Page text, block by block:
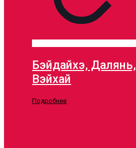
Бэйдайхэ, Далянь,
Вэйхай
Подробнее